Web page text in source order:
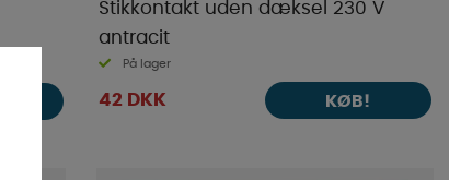
Stikkontakt uden dæksel 230 V
antracit
På lager
42 DKK KØB!